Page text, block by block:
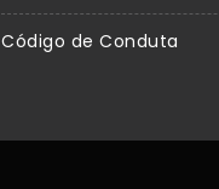
Código de Conduta